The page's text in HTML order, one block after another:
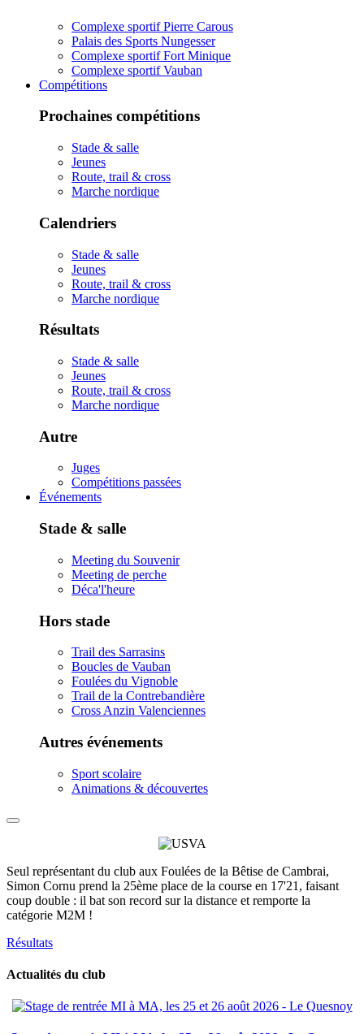
Complexe sportif Pierre Carous
Palais des Sports Nungesser
Complexe sportif Fort Minique
Complexe sportif Vauban
Compétitions
Prochaines compétitions
Stade & salle
Jeunes
Route, trail & cross
Marche nordique
Calendriers
Stade & salle
Jeunes
Route, trail & cross
Marche nordique
Résultats
Stade & salle
Jeunes
Route, trail & cross
Marche nordique
Autre
Juges
Compétitions passées
Événements
Stade & salle
Meeting du Souvenir
Meeting de perche
Déca'l'heure
Hors stade
Trail des Sarrasins
Boucles de Vauban
Foulées du Vignoble
Trail de la Contrebandière
Cross Anzin Valenciennes
Autres événements
Sport scolaire
Animations & découvertes
Seul représentant du club aux Foulées de la Bêtise de Cambrai,
Simon Cornu prend la 25ème place de la course en 17'21, faisant
coup double : il bat son record sur la distance et remporte la
catégorie M2M !
Résultats
Actualités du club